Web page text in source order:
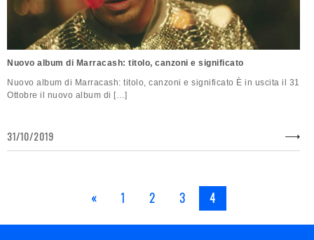
Nuovo album di Marracash: titolo, canzoni e significato
Nuovo album di Marracash: titolo, canzoni e significato È in uscita il 31
Ottobre il nuovo album di […]
31/10/2019
« 1 2 3 4